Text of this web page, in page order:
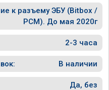
к разъему ЭБУ (Bitbox /
PCM). До мая 2020г
2-3 часа
В наличии
Да, без